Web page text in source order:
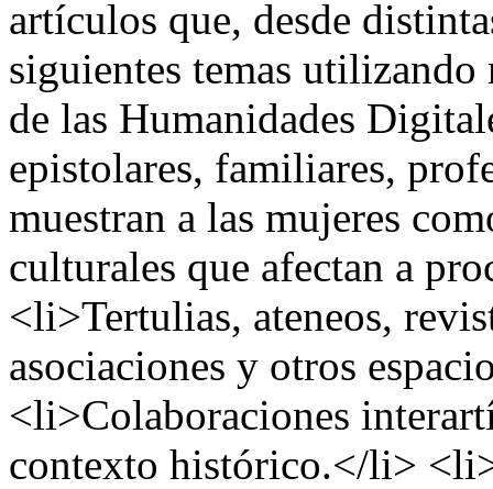
artículos que, desde
siguientes temas
de las Humanidades
epistolares, familiares,
muestran a las mujeres
culturales que afectan a
<li>Tertulias, ateneos,
asociaciones y otros
<li>Colaboraciones
contexto histórico.</li>